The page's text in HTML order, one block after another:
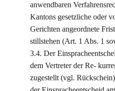
anwendbaren
Kantons gesetzliche oder
Gerichten angeordnete
stillstehen (Art. 1 Abs. 1
3.4. Der
dem Vertreter der Re-
zugestellt (vgl.